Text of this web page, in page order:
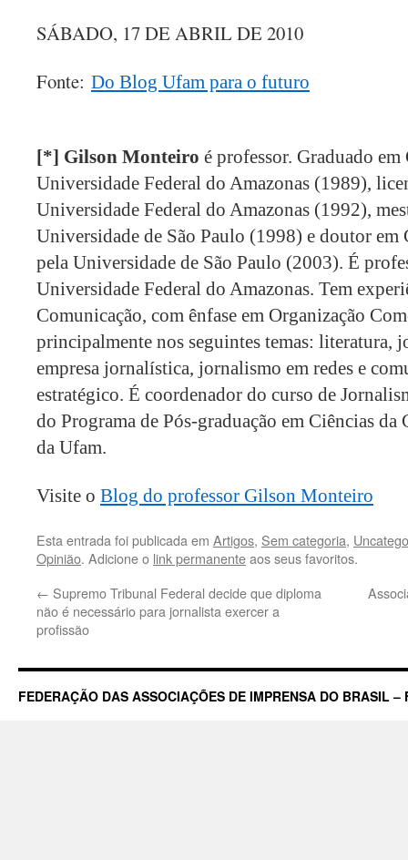
SÁBADO, 17 DE ABRIL DE 2010
Fonte: Do Blog Ufam para o futuro
[*] Gilson Monteiro é professor. Graduado
Universidade Federal do Amazonas (1989),
Universidade Federal do Amazonas (1992),
Universidade de São Paulo (1998) e doutor em
pela Universidade de São Paulo (2003). É
Universidade Federal do Amazonas. Tem
Comunicação, com ênfase em Organização
principalmente nos seguintes temas: literatura,
empresa jornalística, jornalismo em redes e
estratégico. É coordenador do curso de
do Programa de Pós-graduação em Ciências
da Ufam.
Visite o Blog do professor Gilson Monteiro
Esta entrada foi publicada em Artigos, Sem categoria,
Opinião. Adicione o link permanenteaos seus favoritos.
← Supremo Tribunal Federal decide que diploma
não é necessário para jornalista exercer a
profissão
FEDERAÇÃO DAS ASSOCIAÇÕES DE IMPRENSA DO BRASIL –